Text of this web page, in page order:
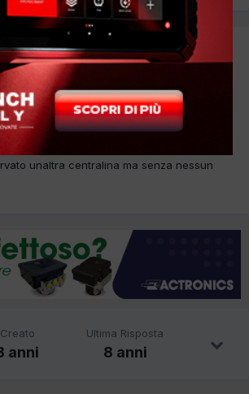
som
2017
in officina una laguna 2 che dopo aver sost.
cinghia distrib. andanto a provarla mi
anomalia p1815 o provato tutti i sensori
e interculer cablaggio messo a banco
unaltra centralina ma senza nessun
Creato
anni
Ultima Risposta
8 anni